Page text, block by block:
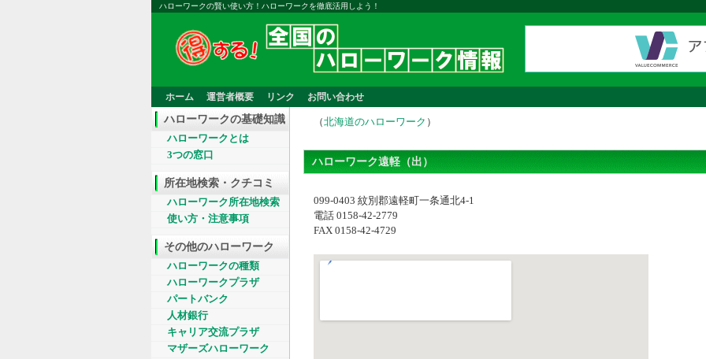
ハローワークの賢い使い方！ハローワークを徹底活用しよう！
ホーム 運営者概要 リンク お問い合わせ
ハローワークの基礎知識
ハローワークとは
3つの窓口
所在地検索・クチコミ
ハローワーク所在地検索
使い方・注意事項
その他のハローワーク
ハローワークの種類
ハローワークプラザ
パートバンク
人材銀行
キャリア交流プラザ
マザーズハローワーク
（北海道のハローワーク ）
ハローワーク遠軽（出）
099‐0403 紋別郡遠軽町一条通北4‐1
電話 0158-42-2779
FAX 0158-42-4729